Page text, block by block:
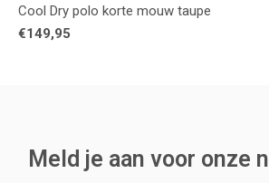
Cool Dry polo korte mouw taupe
€149,95
Meld je aan voor onze